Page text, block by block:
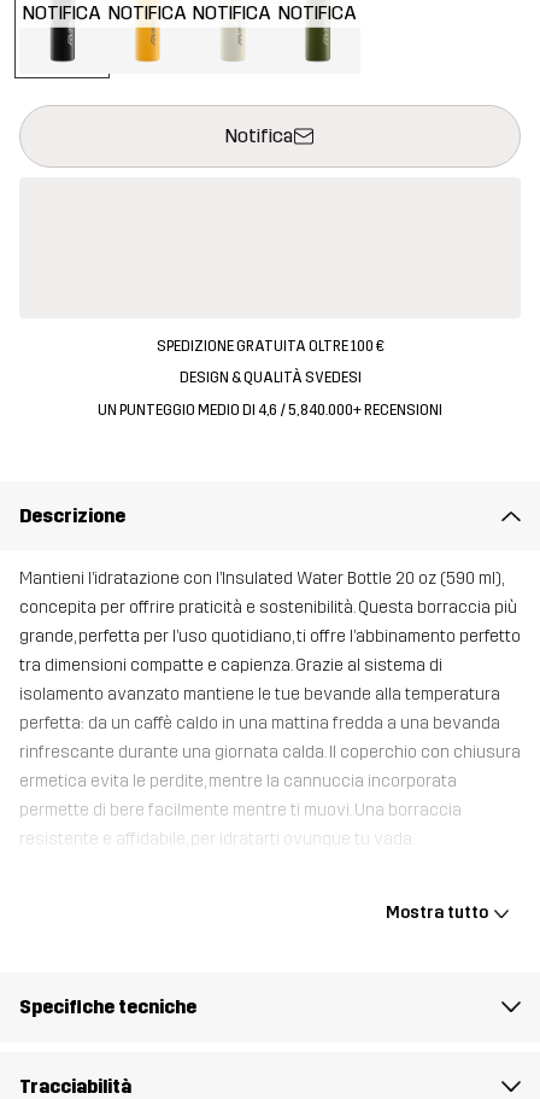
NOTIFICA NOTIFICA NOTIFICA NOTIFICA
Notifica
Questo tasto aprirà una finestra modale per confermare un
{{size}} non disponibile
SPEDIZIONE GRATUITA OLTRE 100 €
DESIGN & QUALITÀ SVEDESI
UN PUNTEGGIO MEDIO DI 4,6 / 5, 840.000+ RECENSIONI
Descrizione
Mantieni l’idratazione con l’Insulated Water Bottle 20 oz (590 ml),
concepita per offrire praticità e sostenibilità. Questa borraccia più
grande, perfetta per l’uso quotidiano, ti offre l’abbinamento perfetto
tra dimensioni compatte e capienza. Grazie al sistema di
isolamento avanzato mantiene le tue bevande alla temperatura
perfetta: da un caffè caldo in una mattina fredda a una bevanda
rinfrescante durante una giornata calda. Il coperchio con chiusura
ermetica evita le perdite, mentre la cannuccia incorporata
permette di bere facilmente mentre ti muovi. Una borraccia
resistente e affidabile, per idratarti ovunque tu vada.
Mostra tutto
Specifiche tecniche
Tracciabilità